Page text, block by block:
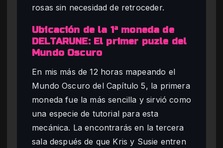
rosas sin necesidad de retroceder.
Ubicación de la 1ª moneda de
DELTARUNE: El primer puzle del
Mundo Oscuro
En mis más de 12 horas mapeando el
Mundo Oscuro del Capítulo 5, la primera
moneda fue la más sencilla y sirvió como
una especie de tutorial para esta
mecánica. La encontrarás en la tercera
sala después de que Kris y Susie entren